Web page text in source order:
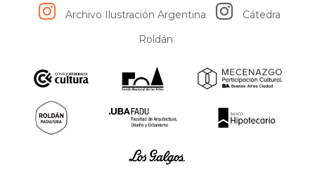
Archivo Ilustración Argentina
Cátedra
Roldán